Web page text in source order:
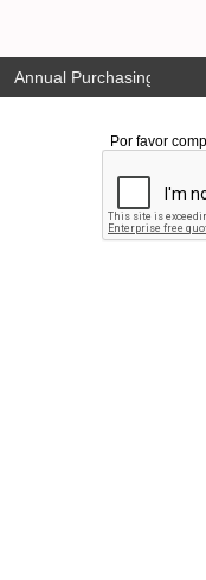
Annual Purchasing Plan
Por favor